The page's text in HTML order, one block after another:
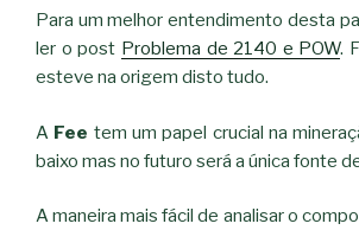
Para um melhor entendimento desta
ler o post Problema de 2140 e POW.
esteve na origem disto tudo.
A Fee tem um papel crucial na
baixo mas no futuro será a única fonte
A maneira mais fácil de analisar o